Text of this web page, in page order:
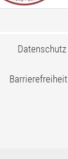
Datenschutz
Barrierefreiheit